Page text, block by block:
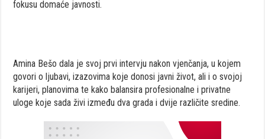
fokusu domaće javnosti.
Amina Bešo dala je svoj prvi intervju nakon vjenčanja, u kojem
govori o ljubavi, izazovima koje donosi javni život, ali i o svojoj
karijeri, planovima te kako balansira profesionalne i privatne
uloge koje sada živi između dva grada i dvije različite sredine.